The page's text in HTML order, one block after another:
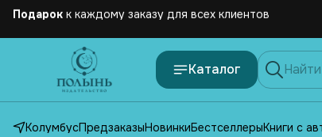
Бесплатная доставка по России от 2500 рублей
Каталог
КолумбусПредзаказыНовинкиБестселлерыКниги с